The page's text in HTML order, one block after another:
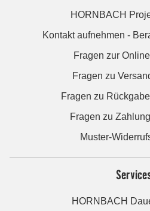
HORNBACH
Kontakt aufnehmen -
Fragen zur
Fragen zu
Fragen zu
Fragen zu
Muster-
HORNBACH